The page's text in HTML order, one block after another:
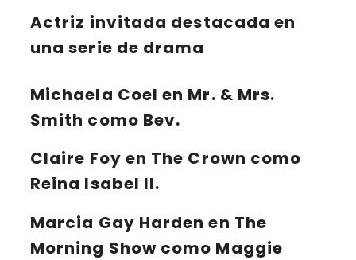
Actriz invitada destacada en
una serie de drama
Michaela Coel en Mr. & Mrs.
Smith como Bev.
Claire Foy en The Crown como
Reina Isabel II.
Marcia Gay Harden en The
Morning Show como Maggie